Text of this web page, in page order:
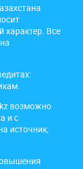
Все
возможно
и с
источник,